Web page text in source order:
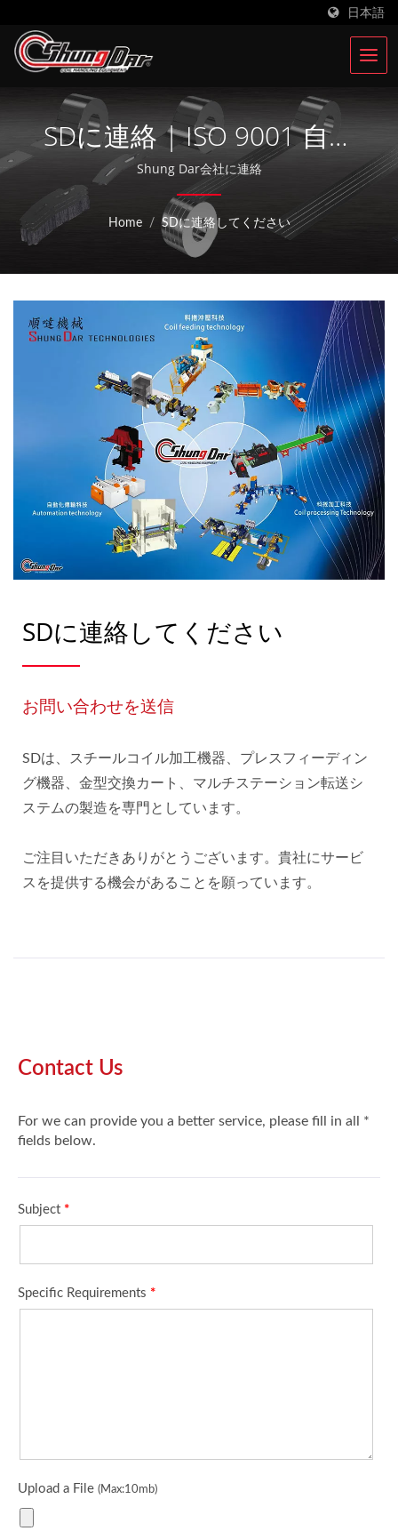
日本語
SDに連絡 | ISO 9001 自動
給餌装置メーカー | Shung
Dar Industrial Co., LTD.
Shung Dar会社に連絡
Home / SDに連絡してください
SDに連絡してください
お問い合わせを送信
SDは、スチールコイル加工機器、プレスフィーディン
グ機器、金型交換カート、マルチステーション転送シ
ステムの製造を専門としています。
ご注目いただきありがとうございます。貴社にサービ
スを提供する機会があることを願っています。